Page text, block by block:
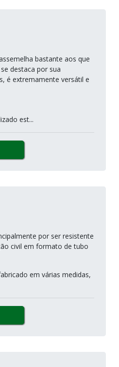
bastante aos que
destaca por sua
é extremamente versátil e
est...
por ser resistente
civil em formato de tubo
em várias medidas,